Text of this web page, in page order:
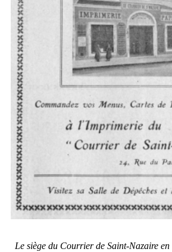
Le siège du Courrier de Saint-Nazaire